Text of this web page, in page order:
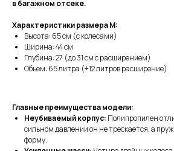
в багажном отсеке.
Характеристики размера M:
Высота: 65 см (с колесами)
Ширина: 44 см
Глубина: 27 (до 31 см с расширением)
Объем: 65 литра (+12 литров расширение)
Главные преимущества модели:
Неубиваемый корпус: Полипропилен
сильном давлении он не трескается, а
форму.